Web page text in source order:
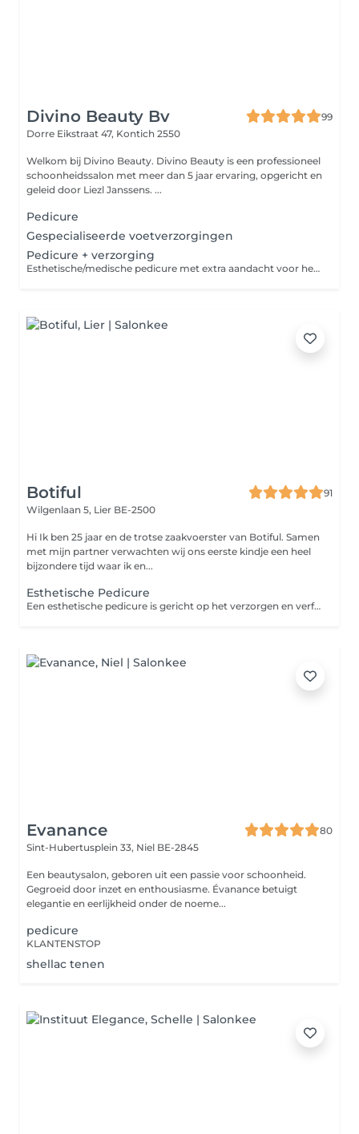
Divino Beauty Bv
99
Dorre Eikstraat 47, Kontich 2550
Welkom bij Divino Beauty. Divino Beauty is een professioneel
schoonheidssalon met meer dan 5 jaar ervaring, opgericht en
geleid door Liezl Janssens. ...
Pedicure
Gespecialiseerde voetverzorgingen
Pedicure + verzorging
Esthetische/medische pedicure met extra aandacht voor het voeden en hydrateren van de voet door middel van een peeling, paraffine masker en een aangepaste crème.
Botiful
91
Wilgenlaan 5, Lier BE-2500
Hi Ik ben 25 jaar en de trotse zaakvoerster van Botiful. Samen
met mijn partner verwachten wij ons eerste kindje een heel
bijzondere tijd waar ik en...
Esthetische Pedicure
Een esthetische pedicure is gericht op het verzorgen en verfraaien van de voeten. Tijdens de behandeling wordt eelt verwijderd en kunnen ingegroeide nagels of eeltpitjes behandeld worden. De pedicure is mogelijk met of zonder gellak en blijft 6 tot 8 weken mooi. Niet geschikt voor mensen met diabetes.
Evanance
80
Sint-Hubertusplein 33, Niel BE-2845
Een beautysalon, geboren uit een passie voor schoonheid.
Gegroeid door inzet en enthousiasme. Évanance betuigt
elegantie en eerlijkheid onder de noeme...
pedicure
KLANTENSTOP
shellac tenen